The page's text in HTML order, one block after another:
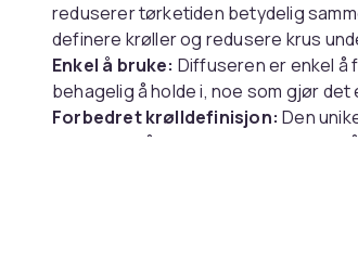
reduserer tørketiden betydelig
definere krøller og redusere krus
Enkel å bruke: Diffuseren er enkel å
behagelig å holde i, noe som gjør
Forbedret krølldefinisjon: Den
volum uten å skape krus. Perfekt for